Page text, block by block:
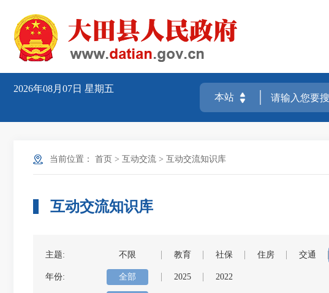
2026年08月07日 星期五
当前位置： 首页 > 互动交流 > 互动交流知识库
互动交流知识库
主题: 不限 教育 社保 住房 交通
年份: 全部 2025 2022